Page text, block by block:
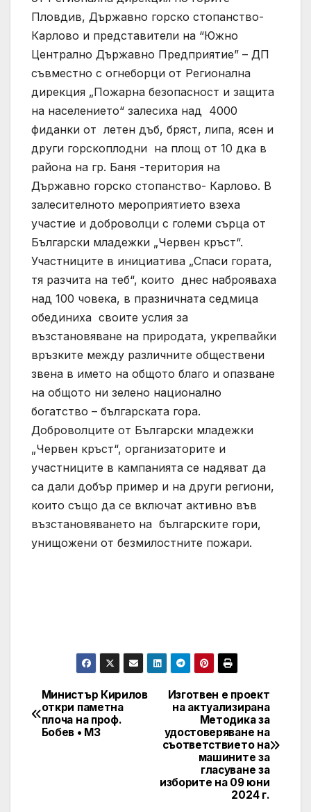
Пловдив, Държавно горско стопанство-
Карлово и представители на “Южно
Централно Държавно Предприятие” – ДП
съвместно с огнеборци от Регионална
дирекция „Пожарна безопасност и защита
на населението“ залесиха над 4000
фиданки от летен дъб, бряст, липа, ясен и
други горскоплодни на площ от 10 дка в
района на гр. Баня -територия на
Държавно горско стопанство- Карлово. В
залесителното мероприятието взеха
участие и доброволци с големи сърца от
Български младежки „Червен кръст“.
Участниците в инициатива „Спаси гората,
тя разчита на теб“, които днес наброяваха
над 100 човека, в празничната седмица
обединиха своите услия за
възстановяване на природата, укрепвайки
връзките между различните обществени
звена в името на общото благо и опазване
на общото ни зелено национално
богатство – българската гора.
Доброволците от Български младежки
„Червен кръст“, организаторите и
участниците в кампанията се надяват да
са дали добър пример и на други региони,
които също да се включат активно във
възстановяването на българските гори,
унищожени от безмилостните пожари.
Post
navigation
Изготвен е проект
на актуализирана
Методика за
удостоверяване на
съответствието на
машините за
гласуване за
изборите на 09 юни
2024 г.
Министър Кирилов
откри паметна
плоча на проф.
Бобев • МЗ